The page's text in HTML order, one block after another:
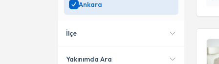
Ankara
İlçe
Yakınımda Ara